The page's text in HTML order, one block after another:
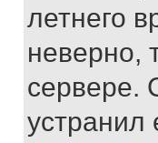
летнего
неверно,
сервере.
устранил